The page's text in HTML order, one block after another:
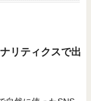
リティクスで出